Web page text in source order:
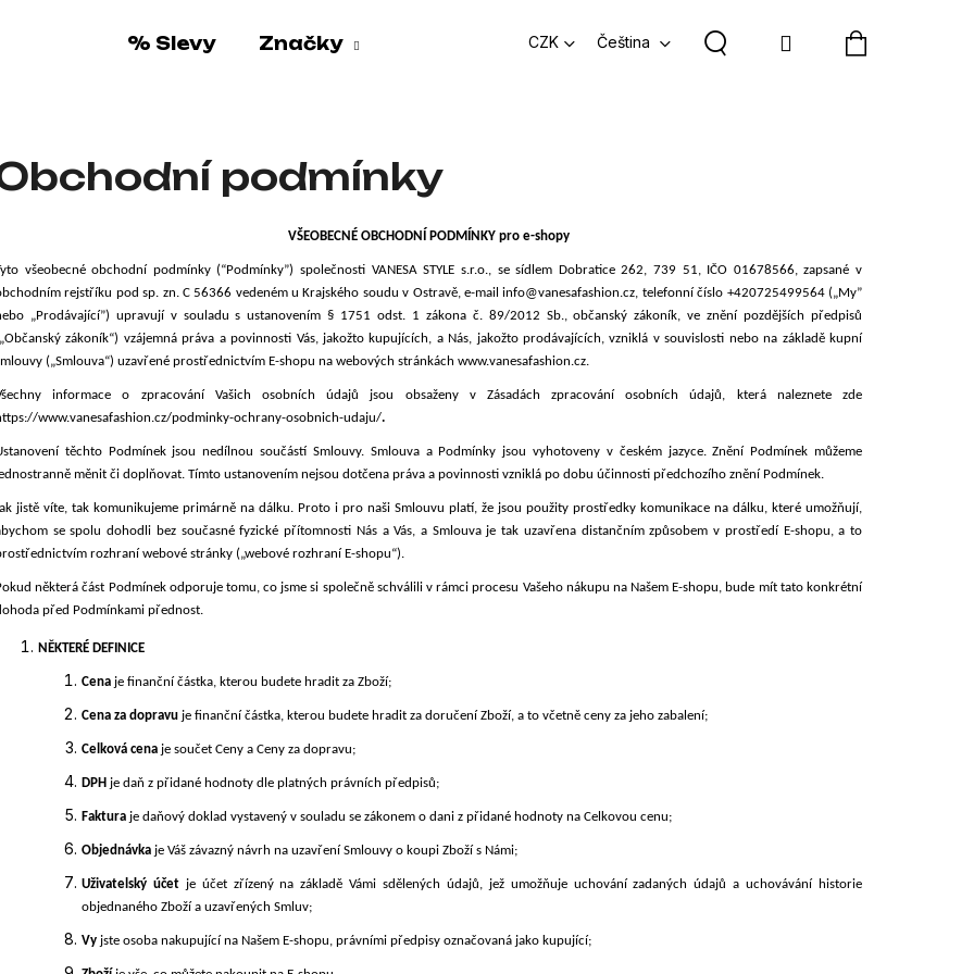
% Slevy Značky CZK Čeština HledatPřihlášení
podmínky
VŠEOBECNÉ OBCHODNÍ PODMÍNKY pro e-shopy
všeobecné obchodní podmínky (“Podmínky”) společnosti VANESA STYLE s.r.o. , se sídlem Dobratice 262, 739 51, IČO 01678566, zapsané v
rejstříku pod sp. zn. C 56366 vedeném u Krajského soudu v Ostravě, e-mail info@vanesafashion.cz, telefonní číslo +420725499564(„My”
„Prodávající”) upravují v souladu s ustanovením § 1751 odst. 1 zákona č. 89/2012 Sb., občanský zákoník, ve znění pozdějších předpisů
zákoník“) vzájemná práva a povinnosti Vás, jakožto kupujících, a Nás, jakožto prodávajících, vzniklá v souvislosti nebo na základě kupní
(„Smlouva“) uzavřené prostřednictvím E-shopu na webových stránkách www.vanesafashion.cz.
informace o zpracování Vašich osobních údajů jsou obsaženy v Zásadách zpracování osobních údajů, která naleznete zde
www.vanesafashion.cz/podminky-ochrany-osobnich-udaju/.
těchto Podmínek jsou nedílnou součástí Smlouvy. Smlouva a Podmínky jsou vyhotoveny v českém jazyce. Znění Podmínek můžeme
měnit či doplňovat. Tímto ustanovením nejsou dotčena práva a povinnosti vzniklá po dobu účinnosti předchozího znění Podmínek.
jistě víte, tak komunikujeme primárně na dálku. Proto i pro naši Smlouvu platí, že jsou použity prostředky komunikace na dálku, které umožňují,
se spolu dohodli bez současné fyzické přítomnosti Nás a Vás, a Smlouva je tak uzavřena distančním způsobem v prostředí E-shopu, a to
rozhraní webové stránky („webové rozhraní E-shopu“).
některá část Podmínek odporuje tomu, co jsme si společně schválili v rámci procesu Vašeho nákupu na Našem E-shopu, bude mít tato konkrétní
před Podmínkami přednost.
NĚKTERÉ DEFINICE
Cena je finanční částka, kterou budete hradit za Zboží;
Cena za dopravu je finanční částka, kterou budete hradit za doručení Zboží, a to včetně ceny za jeho zabalení;
Celková cena je součet Ceny a Ceny za dopravu;
DPH je daň z přidané hodnoty dle platných právních předpisů;
Faktura je daňový doklad vystavený v souladu se zákonem o dani z přidané hodnoty na Celkovou cenu;
Objednávka je Váš závazný návrh na uzavření Smlouvy o koupi Zboží s Námi;
Uživatelský účetje účet zřízený na základě Vámi sdělených údajů, jež umožňuje uchování zadaných údajů a uchovávání historie
objednaného Zboží a uzavřených Smluv;
Vy jste osoba nakupující na Našem E-shopu, právními předpisy označovaná jako kupující;
Doporučujeme
KABELKA WEEKEND
VÍNOVÁ
190 Kč
DÁMSKÉ CROP TÍLKO PINKO BLOODY
1 000 Kč
Původně: 2 000 Kč